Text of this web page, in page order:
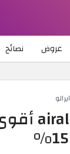
عروض نصائح
ايرالو